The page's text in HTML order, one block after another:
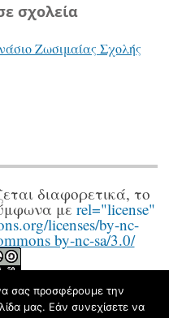
σχολεία
Ζωσιμαίας Σχολής
διαφορετικά, το
με rel="license"
licenses/by-nc-
by-nc-sa/3.0/
.
σας προσφέρουμε την
μας. Εάν συνεχίσετε να